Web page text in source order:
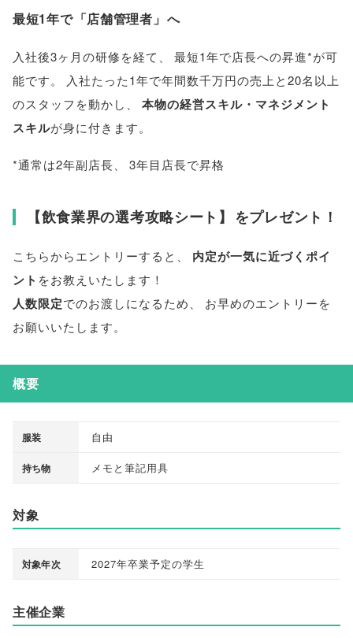
最短1年で 「店舗管理者 」 へ
入社後3ヶ月の研修を経て
最短1年で店長への昇進*が可
能です。
入社たった1年で年間数千万円の売上と20名以上
のスタッフを動かし
本物の経営スキル・マネジメント
スキルが身に付きます。
*通常は2年副店長 3年目店長で昇格
【飲食業界の選考攻略シート 】 をプレゼント！
こちらからエントリーすると
内定が一気に近づくポイ
ント をお教えいたします！
人数限定でのお渡しになるため
お早めのエントリーを
お願いいたします。
概要
服装 自由
持ち物 メモと筆記用具
対象
対象年次 2027年卒業予定の学生
主催企業